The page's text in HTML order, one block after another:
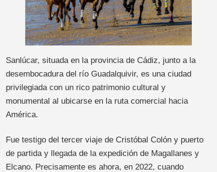
Sanlúcar, situada en la provincia de Cádiz, junto a la
desembocadura del río Guadalquivir, es una ciudad
privilegiada con un rico patrimonio cultural y
monumental al ubicarse en la ruta comercial hacia
América.
Fue testigo del tercer viaje de Cristóbal Colón y puerto
de partida y llegada de la expedición de Magallanes y
Elcano. Precisamente es ahora, en 2022, cuando